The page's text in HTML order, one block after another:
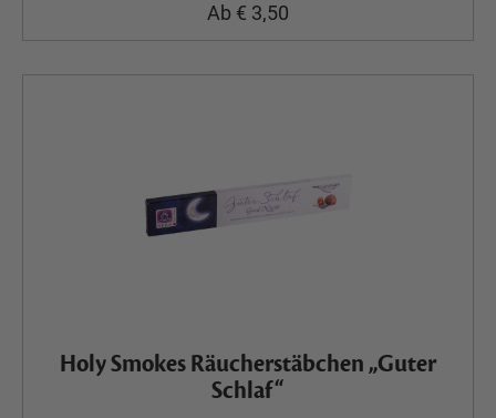
Ab € 3,50
Holy Smokes Räucherstäbchen „Guter
Schlaf“